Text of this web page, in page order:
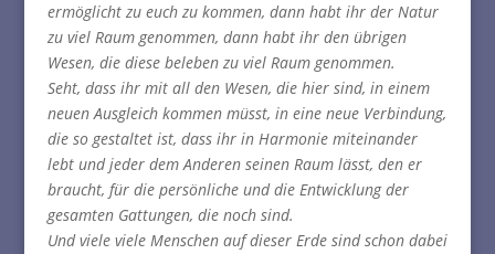
ermöglicht zu euch zu kommen, dann habt ihr der Natur
zu viel Raum genommen, dann habt ihr den übrigen
Wesen, die diese beleben zu viel Raum genommen.
Seht, dass ihr mit all den Wesen, die hier sind, in einem
neuen Ausgleich kommen müsst, in eine neue Verbindung,
die so gestaltet ist, dass ihr in Harmonie miteinander
lebt und jeder dem Anderen seinen Raum lässt, den er
braucht, für die persönliche und die Entwicklung der
gesamten Gattungen, die noch sind.
Und viele viele Menschen auf dieser Erde sind schon dabei